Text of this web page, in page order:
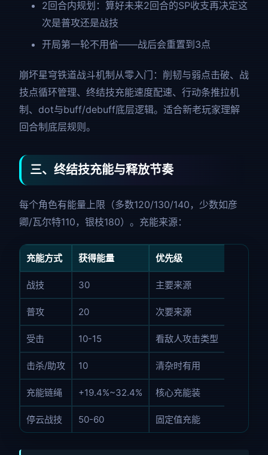
2回合内规划：算好未来2回合的SP收支再决定这
次是普攻还是战技
开局第一轮不用省——战后会重置到3点
崩坏星穹铁道战斗机制从零入门：削韧与弱点击破、战
技点循环管理、终结技充能速度配速、行动条推拉机
制、dot与buff/debuff底层逻辑。适合新老玩家理解
回合制底层规则。
三、终结技充能与释放节奏
每个角色有能量上限（多数120/130/140，少数如彦
卿/瓦尔特110，银枝180）。充能来源：
充能方式 获得能量 优先级
战技 30 主要来源
普攻 20 次要来源
受击 10-15 看敌人攻击类型
击杀/助攻 10 清杂时有用
充能链绳 +19.4%~32.4% 核心充能装
停云战技 50-60 固定值充能